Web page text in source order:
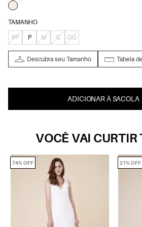
TAMANHO
PP
P M G GG
Descubra seu Tamanho Tabela
ADICIONAR À SACOLA
VOCÊ VAI CURTIR
74% OFF 21% OFF